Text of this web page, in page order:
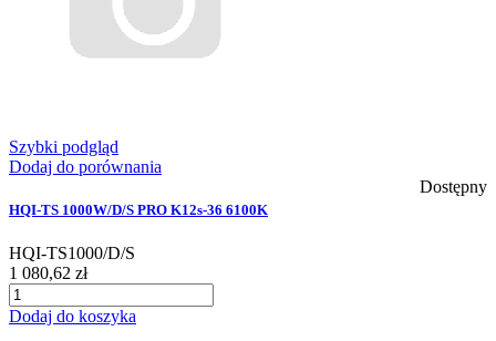
Szybki podgląd
Dodaj do porównania
Dostępny
HQI-TS 1000W/D/S PRO K12s-36 6100K
HQI-TS1000/D/S
1 080,62 zł
Dodaj do koszyka